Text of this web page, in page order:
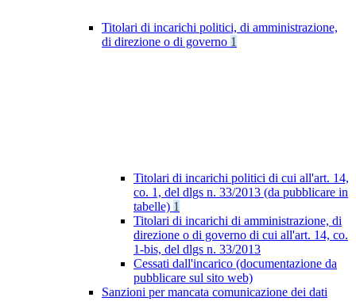
Titolari di incarichi politici, di amministrazione,
di direzione o di governo 1
Titolari di incarichi politici di cui all'art. 14,
co. 1, del dlgs n. 33/2013 (da pubblicare in
tabelle) 1
Titolari di incarichi di amministrazione, di
direzione o di governo di cui all'art. 14, co.
1-bis, del dlgs n. 33/2013
Cessati dall'incarico (documentazione da
pubblicare sul sito web)
Sanzioni per mancata comunicazione dei dati